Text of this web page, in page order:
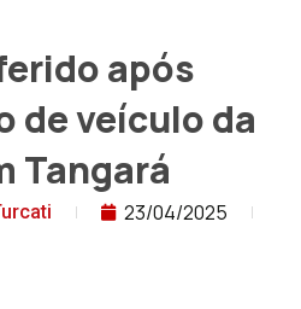
após
de veículo da
Tangará
23/04/2025